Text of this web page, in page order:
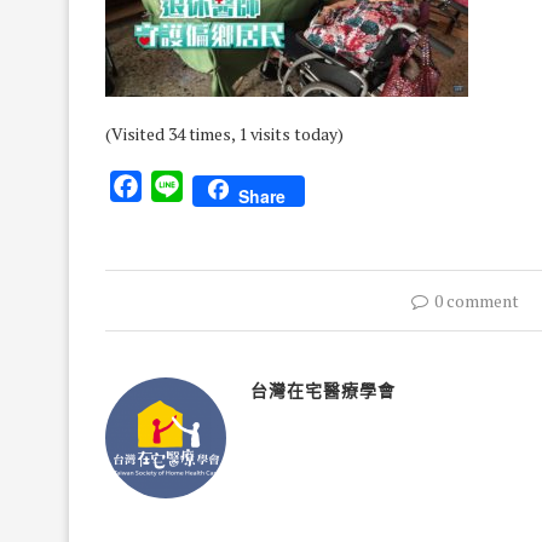
(Visited 34 times, 1 visits today)
Facebook
Line Share
0 comment
台灣在宅醫療學會